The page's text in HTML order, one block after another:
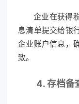
企业在获得
息清单提交给银
企业账户信息，
致。
4. 存档备